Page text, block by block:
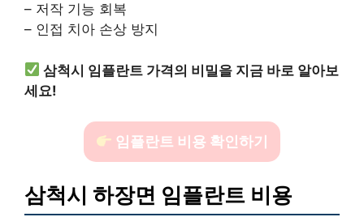
– 저작 기능 회복
– 인접 치아 손상 방지
삼척시 임플란트 가격의 비밀을 지금 바로 알아보
세요!
임플란트 비용 확인하기
삼척시 하장면 임플란트 비용